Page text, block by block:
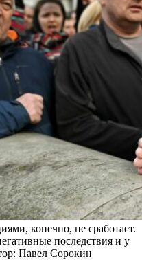
конечно, не сработает.
последствия и у
Павел Сорокин